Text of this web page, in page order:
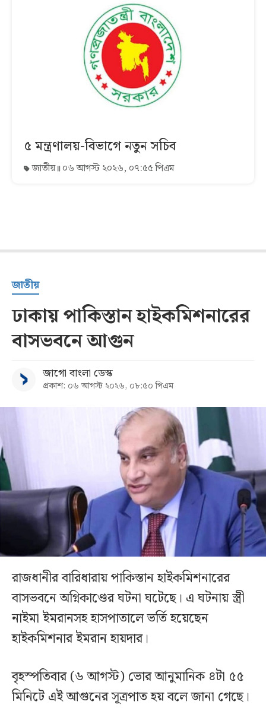
৫ মন্ত্রণালয়-বিভাগে নতুন সচিব
জাতীয় ০৬ আগস্ট ২০২৬, ০৭:৫৫ পিএম
জাতীয়
ঢাকায় পাকিস্তান হাইকমিশনারের
বাসভবনে আগুন
জাগো বাংলা ডেস্ক
প্রকাশ: ০৬ আগস্ট ২০২৬, ০৮:৫০ পিএম
রাজধানীর বারিধারায় পাকিস্তান হাইকমিশনারের
বাসভবনে অগ্নিকাণ্ডের ঘটনা ঘটেছে। এ ঘটনায় স্ত্রী
নাইমা ইমরানসহ হাসপাতালে ভর্তি হয়েছেন
হাইকমিশনার ইমরান হায়দার।
বৃহস্পতিবার (৬ আগস্ট) ভোর আনুমানিক ৪টা ৫৫
মিনিটে এই আগুনের সূত্রপাত হয় বলে জানা গেছে।